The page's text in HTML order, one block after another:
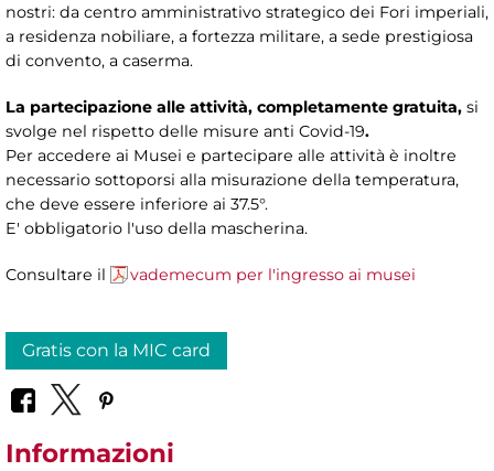
nostri: da centro amministrativo strategico dei Fori imperiali,
a residenza nobiliare, a fortezza militare, a sede prestigiosa
di convento, a caserma.
La partecipazione alle attività, completamente gratuita, si
svolge nel rispetto delle misure anti Covid-19.
Per accedere ai Musei e partecipare alle attività è inoltre
necessario sottoporsi alla misurazione della temperatura,
che deve essere inferiore ai 37.5°.
E' obbligatorio l'uso della mascherina.
Consultare il vademecum per l'ingresso ai musei
Gratis con la MIC card
Informazioni